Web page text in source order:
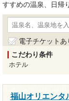
すすめの温泉、日帰
電子チケットあ
こだわり条件
ホテル
福山オリエンタ